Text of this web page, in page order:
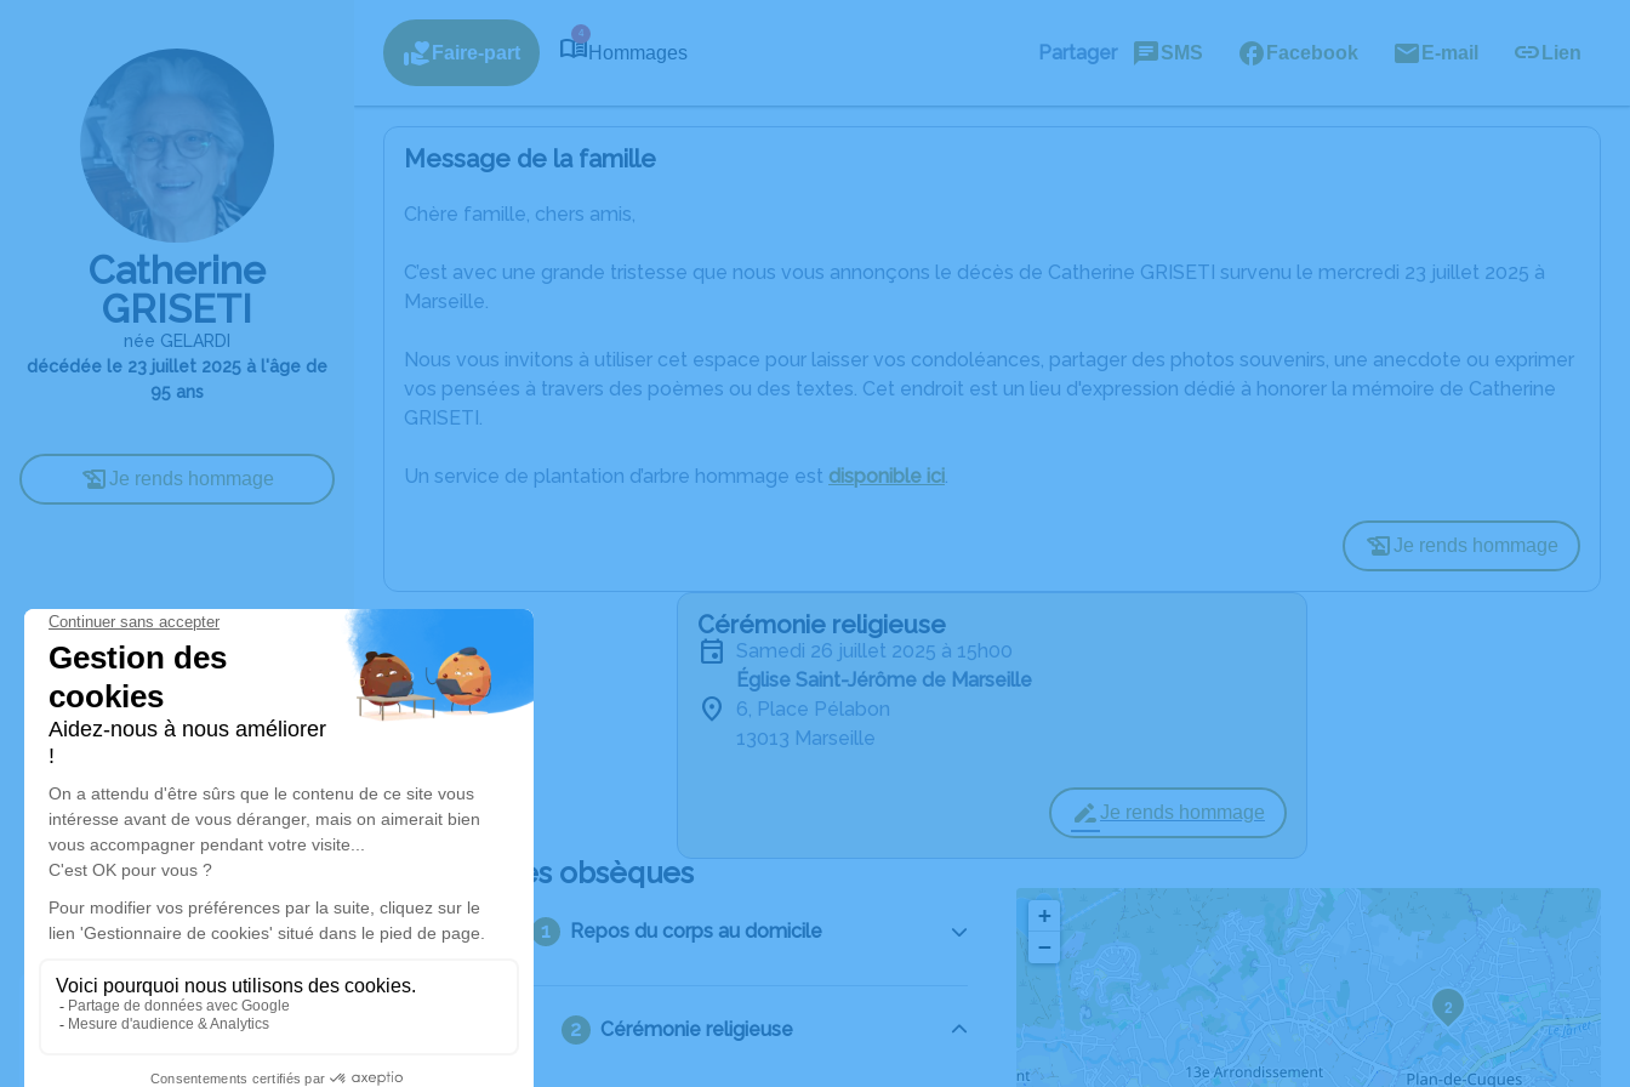
Catherine
GRISETI
née GELARDI
décédée le 23 juillet 2025 à l'âge de
95 ans
Je rends hommage
Faire-part
4
Hommages Partager SMS Facebook E-mail Lien
Message de la famille
Chère famille, chers amis,
C’est avec une grande tristesse que nous vous annonçons le décès de Catherine GRISETI survenu le mercredi 23 juillet 2025 à
Marseille.
Nous vous invitons à utiliser cet espace pour laisser vos condoléances, partager des photos souvenirs, une anecdote ou exprimer
vos pensées à travers des poèmes ou des textes. Cet endroit est un lieu d'expression dédié à honorer la mémoire de Catherine
GRISETI.
Un service de plantation d’arbre hommage est disponible ici.
Je rends hommage
Cérémonie religieuse
samedi 26 juillet 2025 à 15h00
Église Saint-Jérôme de Marseille
6, Place Pélabon
13013 Marseille
Je rends hommage
Déroulé des obsèques
Repos du corps au domicile
Cérémonie religieuse
2
+
−